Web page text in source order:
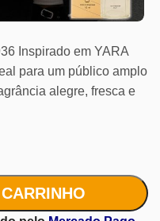
Inspirado em YARA
para um público amplo
alegre, fresca e